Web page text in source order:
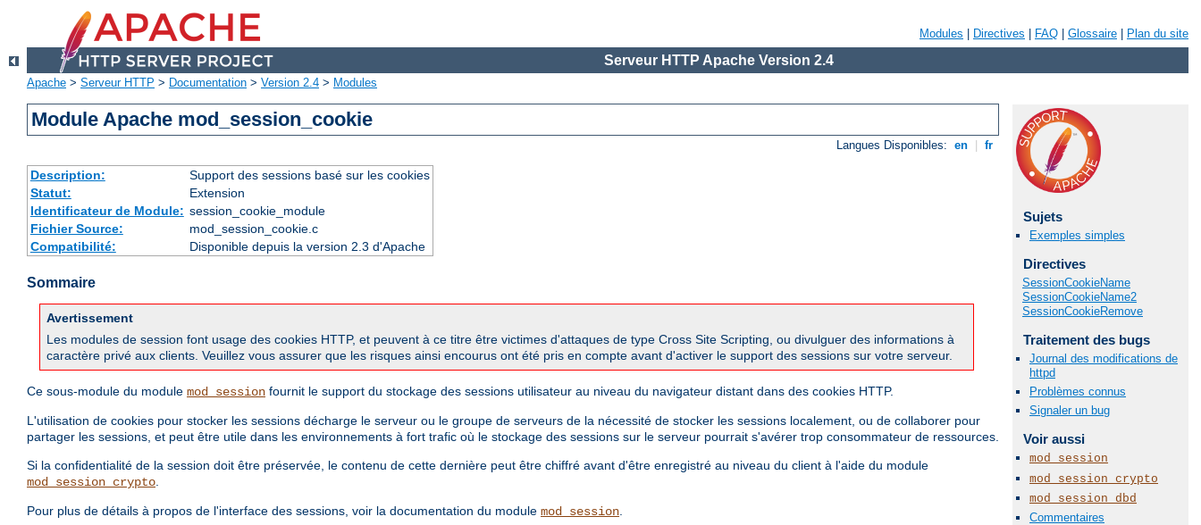
Modules Directives FAQ Glossaire Plan du site
Serveur HTTP Apache Version 2.4
Apache > Serveur HTTP > Documentation > Version 2.4 > Modules
Module Apache mod_session_cookie
Langues Disponibles: en fr
Description:
Support des sessions basé sur les cookies
Statut:
Extension
Identificateur de Module: session_cookie_module
Fichier Source:
mod_session_cookie.c
Compatibilité:
Disponible depuis la version 2.3 d'Apache
Sommaire
Avertissement
Les modules de session font usage des cookies HTTP, et peuvent à ce titre être victimes d'attaques de type Cross Site Scripting, ou divulguer des informations à
caractère privé aux clients. Veuillez vous assurer que les risques ainsi encourus ont été pris en compte avant d'activer le support des sessions sur votre serveur.
Ce sous-module du module mod_session fournit le support du stockage des sessions utilisateur au niveau du navigateur distant dans des cookies HTTP.
L'utilisation de cookies pour stocker les sessions décharge le serveur ou le groupe de serveurs de la nécessité de stocker les sessions localement, ou de collaborer pour
partager les sessions, et peut être utile dans les environnements à fort trafic où le stockage des sessions sur le serveur pourrait s'avérer trop consommateur de ressources.
Si la confidentialité de la session doit être préservée, le contenu de cette dernière peut être chiffré avant d'être enregistré au niveau du client à l'aide du module
mod_session_crypto
Pour plus de détails à propos de l'interface des sessions, voir la documentation du module mod_session
Sujets
Exemples simples
Directives
SessionCookieName
SessionCookieName2
SessionCookieRemove
Traitement des bugs
Journal des modifications de
httpd
Problèmes connus
Signaler un bug
Voir aussi
mod_session
mod_session_crypto
mod_session_dbd
Commentaires